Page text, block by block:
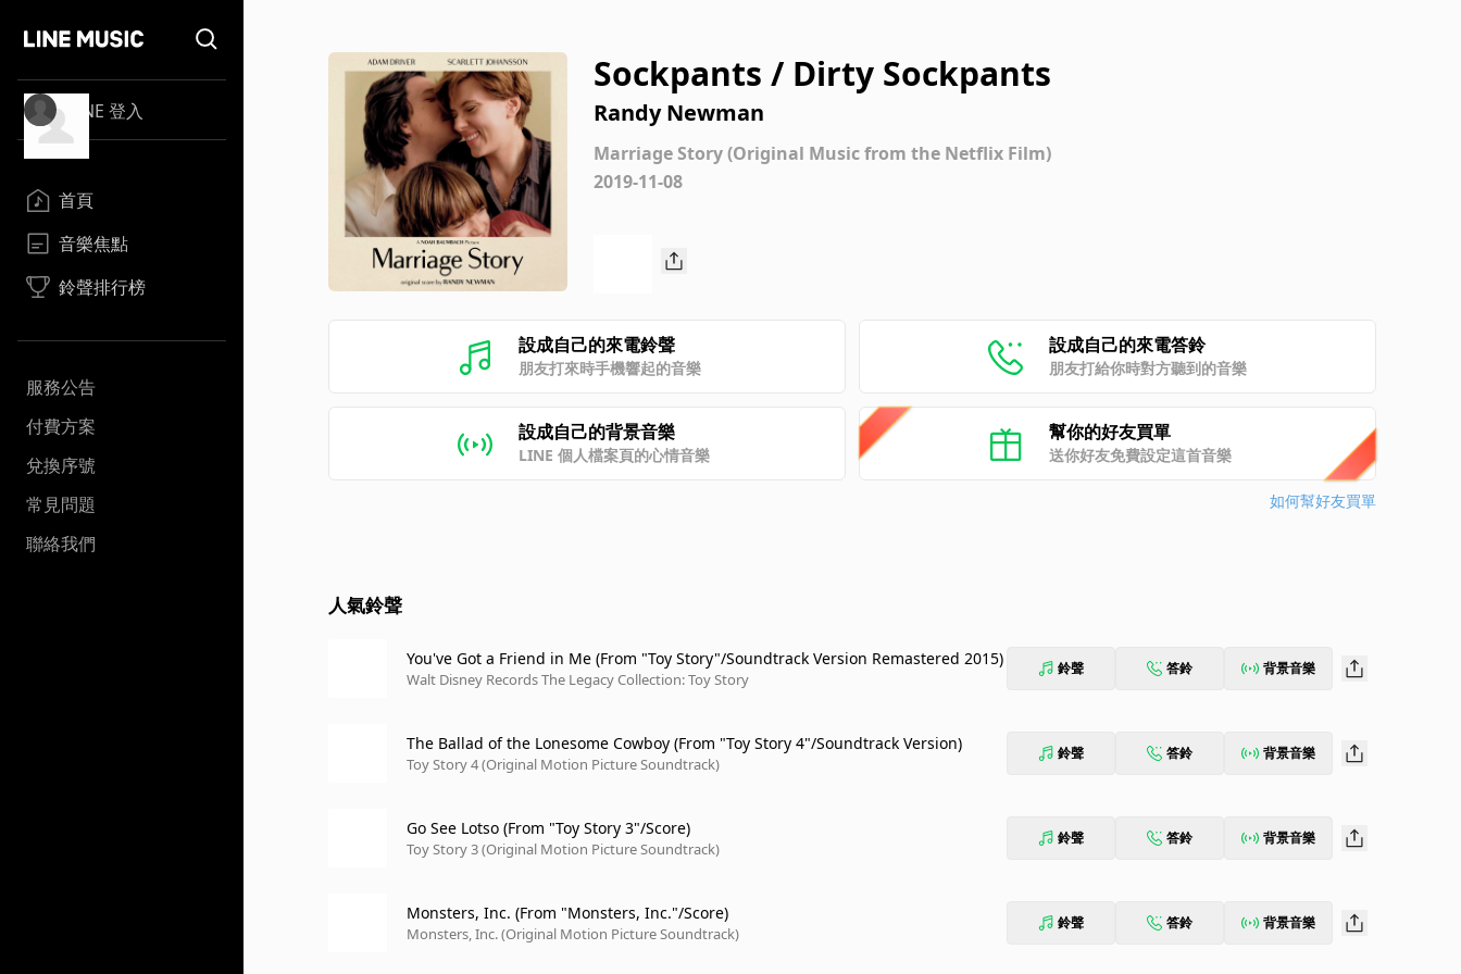
LINE 登入
首頁
音樂焦點
鈴聲排行榜
服務公告
付費方案
兌換序號
常見問題
聯絡我們
Sockpants / Dirty Sockpants
Randy Newman
Marriage Story (Original Music from the Netflix Film)
2019-11-08
設成自己的來電鈴聲
朋友打來時手機響起的音樂
設成自己的來電答鈴
朋友打給你時對方聽到的音樂
設成自己的背景音樂
LINE 個人檔案頁的心情音樂
幫你的好友買單
送你好友免費設定這首音樂
如何幫好友買單
人氣鈴聲
You've Got a Friend in Me (From "Toy Story"/Soundtrack Version Remastered 2015)
Walt Disney Records The Legacy Collection: Toy Story
鈴聲 答鈴 背景音樂
The Ballad of the Lonesome Cowboy (From "Toy Story 4"/Soundtrack Version)
Toy Story 4 (Original Motion Picture Soundtrack)
鈴聲 答鈴 背景音樂
Go See Lotso (From "Toy Story 3"/Score)
Toy Story 3 (Original Motion Picture Soundtrack)
鈴聲 答鈴 背景音樂
Monsters, Inc. (From "Monsters, Inc."/Score)
Monsters, Inc. (Original Motion Picture Soundtrack)
鈴聲 答鈴 背景音樂